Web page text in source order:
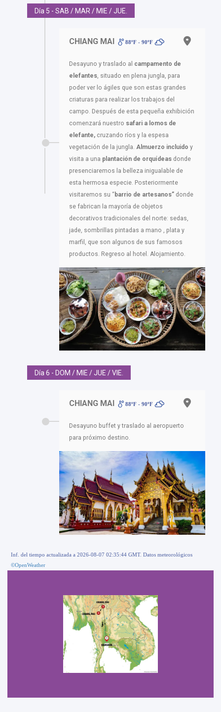
Día 5 - SAB / MAR / MIE / JUE.
CHIANG MAI 88ºF - 90ºF
Desayuno y traslado al campamento de
elefantes, situado en plena jungla, para
poder ver lo ágiles que son estas grandes
criaturas para realizar los trabajos del
campo. Después de esta pequeña exhibición
comenzará nuestro safari a lomos de
elefante, cruzando ríos y la espesa
vegetación de la jungla. Almuerzo incluido y
visita a una plantación de orquídeas donde
presenciaremos la belleza inigualable de
esta hermosa especie. Posteriormente
visitaremos su “ barrio de artesanos” donde
se fabrican la mayoría de objetos
decorativos tradicionales del norte: sedas,
jade, sombrillas pintadas a mano , plata y
marfil, que son algunos de sus famosos
productos. Regreso al hotel. Alojamiento.
Día 6 - DOM / MIE / JUE / VIE.
CHIANG MAI 88ºF - 90ºF
Desayuno buffet y traslado al aeropuerto
para próximo destino.
Inf. del tiempo actualizada a 2026-08-07 02:35:44 GMT. Datos meteorológicos
©OpenWeather